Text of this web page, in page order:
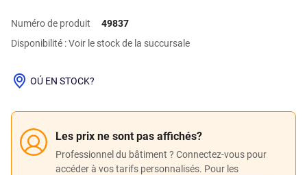
Numéro de produit
49837
Disponibilité : Voir le stock de la succursale
Les prix ne sont pas affichés?
Professionnel du bâtiment ? Connectez-vous pour
accéder à vos tarifs personnalisés. Pour les
OÚ EN STOCK?